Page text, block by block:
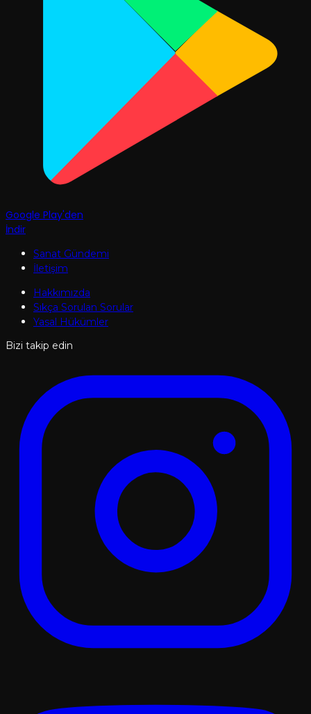
Google Play'den
İndir
Sanat Gündemi
İletişim
Hakkımızda
Sıkça Sorulan Sorular
Yasal Hükümler
Bizi takip edin